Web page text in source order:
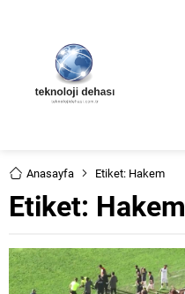
Anasayfa Etiket: Hakem
Etiket: Hakem